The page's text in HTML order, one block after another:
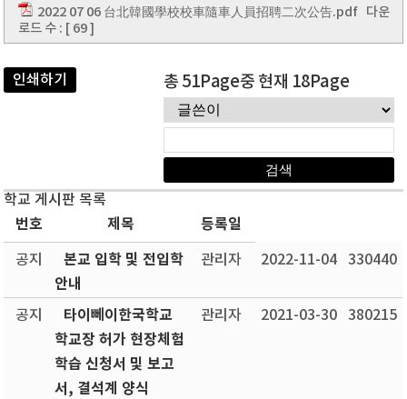
2022 07 06 台北韓國學校校車隨車人員招聘二次公告.pdf 다운
로드 수 : [ 69 ]
인쇄하기 총 51Page중 현재 18Page
학교 게시판 목록
번호 제목 등록일
공지
본교 입학 및 전입학
안내
관리자 2022-11-04 330440
공지
타이뻬이한국학교
학교장 허가 현장체험
학습 신청서 및 보고
서, 결석계 양식
관리자 2021-03-30 380215